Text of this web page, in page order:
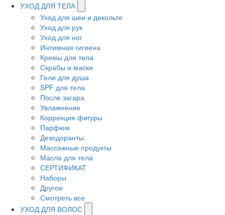
УХОД ДЛЯ ТЕЛА
Уход для шеи и декольте
Уход для рук
Уход для ног
Интимная гигиена
Кремы для тела
Скрабы и маски
Гели для душа
SPF для тела
После загара
Увлажнение
Коррекция фигуры
Парфюм
Дезодоранты
Массажные продукты
Масла для тела
СЕРТИФИКАТ
Наборы
Другое
Смотреть все
УХОД ДЛЯ ВОЛОС